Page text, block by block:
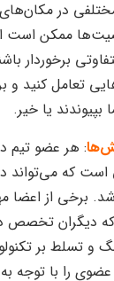
در مکان‌های
ممکن است
برخوردار
تعامل کنید و
یا خیر.
: هر عضو تیم
که می‌تواند
برخی از اعضا
دیگران تخصص
و تسلط بر
عضوی را با توجه